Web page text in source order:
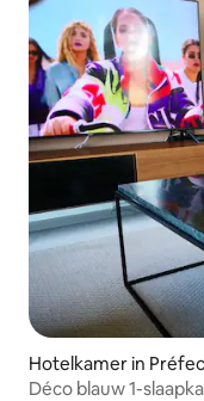
Hotelkamer in
Déco blauw 1-